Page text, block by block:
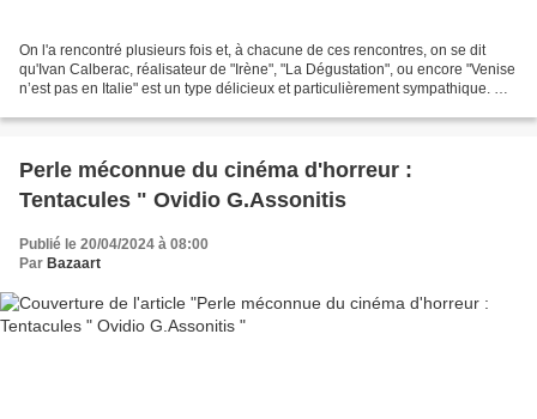
On l'a rencontré plusieurs fois et, à chacune de ces rencontres, on se dit
qu'Ivan Calberac, réalisateur de "Irène", "La Dégustation", ou encore "Venise
n’est pas en Italie" est un type délicieux et particulièrement sympathique. ON
Perle méconnue du cinéma d'horreur :
Tentacules " Ovidio G.Assonitis
Publié le 20/04/2024 à 08:00
Par Bazaart